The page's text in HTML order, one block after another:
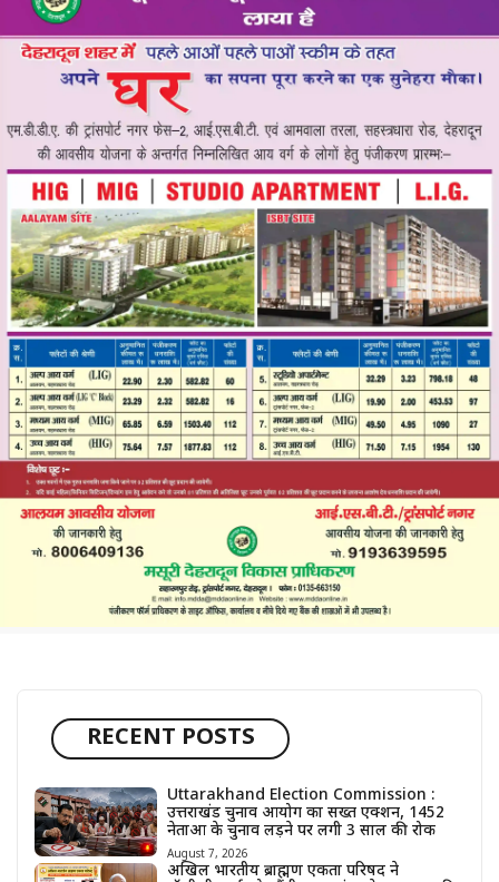
RECENT POSTS
Uttarakhand Election Commission :
उत्तराखंड चुनाव आयोग का सख्त एक्शन, 1452
नेताओं के चुनाव लड़ने पर लगी 3 साल की रोक
August 7, 2026
अखिल भारतीय ब्राह्मण एकता परिषद ने